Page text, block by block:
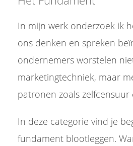
In mijn werk onderzoek ik
ons denken en spreken
ondernemers worstelen
marketingtechniek, maar
patronen zoals zelfcensuur
In deze categorie vind je
fundament blootleggen.